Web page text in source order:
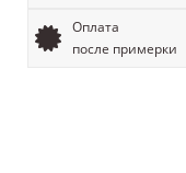
Оплата
после примерки